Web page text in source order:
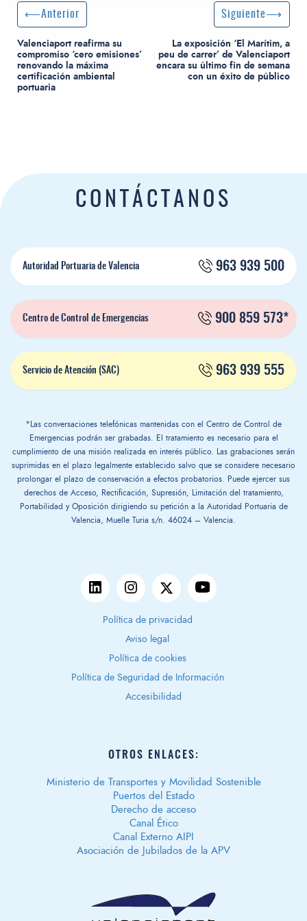
Navegación de entradas
Entrada anterior:
Anterior
Valenciaport reafirma su
compromiso ‘cero emisiones’
renovando la máxima
certificación ambiental
portuaria
Siguiente entrada
Siguiente
La exposición ‘El Marítim, a
peu de carrer’ de Valenciaport
encara su último fin de semana
con un éxito de público
CONTÁCTANOS
Autoridad Portuaria de Valencia 963 939 500
Centro de Control de Emergencias 900 859 573*
Servicio de Atención (SAC) 963 939 555
*Las conversaciones telefónicas mantenidas con el Centro de Control de
Emergencias podrán ser grabadas. El tratamiento es necesario para el
cumplimiento de una misión realizada en interés público. Las grabaciones serán
suprimidas en el plazo legalmente establecido salvo que se considere necesario
prolongar el plazo de conservación a efectos probatorios. Puede ejercer sus
derechos de Acceso, Rectificación, Supresión, Limitación del tratamiento,
Portabilidad y Oposición dirigiendo su petición a la Autoridad Portuaria de
Valencia, Muelle Turia s/n. 46024 – Valencia.
Política de privacidad
Aviso legal
Política de cookies
Política de Seguridad de Información
Accesibilidad
OTROS ENLACES:
Ministerio de Transportes y Movilidad Sostenible
Puertos del Estado
Derecho de acceso
Canal Ético
Canal Externo AIPI
Asociación de Jubilados de la APV